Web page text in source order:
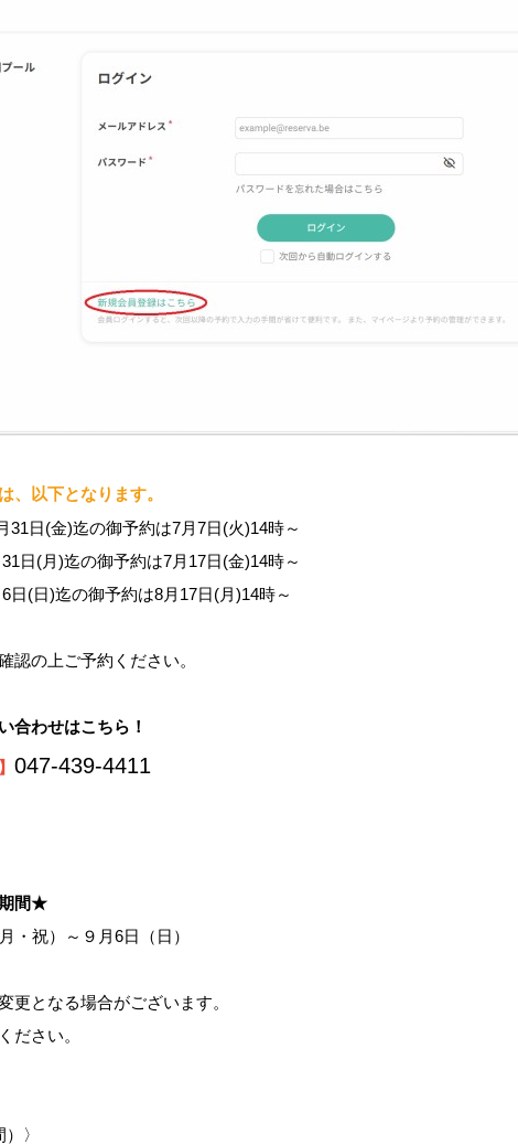
、以下となります。
31日(金)迄の御予約は7月7日(火)14時～
日(月)迄の御予約は7月17日(金)14時～
日(日)迄の御予約は8月17日(月)14時～
認の上ご予約ください。
合わせはこちら！
047-439-4411
間★
・祝）～９月6日（日）
更となる場合がございます。
ださい。
〉